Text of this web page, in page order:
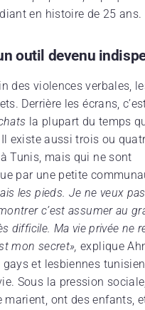
en histoire de 25 ans.
outil devenu
des violences verbales,
Derrière les écrans,
la plupart du temps
existe aussi trois ou
Tunis, mais qui ne sont
par une petite
les pieds. Je ne veux
montrer c’est assumer au
difficile. Ma vie privée ne
mon secret», explique
et lesbiennes
Sous la pression
marient, ont des enfants,